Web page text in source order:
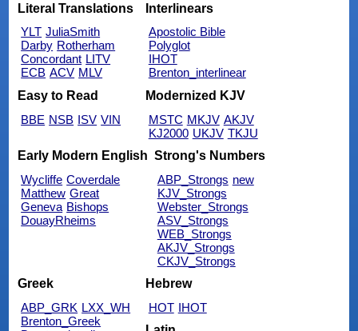
Literal Translations
YLT JuliaSmith
Darby Rotherham
Concordant LITV
ECB ACV MLV
Interlinears
Apostolic Bible
Polyglot
IHOT
Brenton_interlinear
Easy to Read
BBE NSB ISV VIN
Modernized KJV
MSTC MKJV AKJV
KJ2000 UKJV TKJU
Early Modern English
Wycliffe Coverdale
Matthew Great
Geneva Bishops
DouayRheims
Strong's Numbers
ABP_Strongs new
KJV_Strongs
Webster_Strongs
ASV_Strongs
WEB_Strongs
AKJV_Strongs
CKJV_Strongs
Greek
ABP_GRK LXX_WH
Brenton_Greek
Hebrew
HOT IHOT